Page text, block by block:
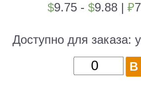
$9.75 - $9.88| ₽
Доступно для заказа:
Количество
товара
В